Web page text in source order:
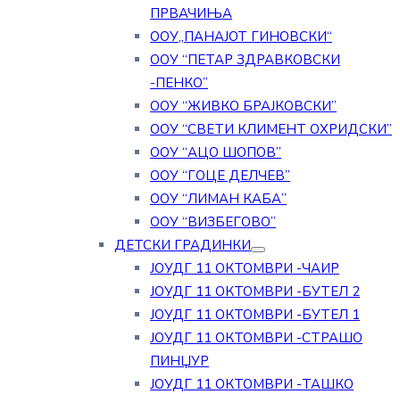
ПРВАЧИЊА
ООУ„ПАНАЈОТ ГИНОВСКИ“
ООУ “ПЕТАР ЗДРАВКОВСКИ
-ПЕНКО”
ООУ “ЖИВКО БРАЈКОВСКИ”
ООУ “СВЕТИ КЛИМЕНТ ОХРИДСКИ”
ООУ “АЦО ШОПОВ”
ООУ “ГОЦЕ ДЕЛЧЕВ”
ООУ “ЛИМАН КАБА”
ООУ “ВИЗБЕГОВО”
ДЕТСКИ ГРАДИНКИ
ЈОУДГ 11 ОКТОМВРИ -ЧАИР
ЈОУДГ 11 ОКТОМВРИ -БУТЕЛ 2
ЈОУДГ 11 ОКТОМВРИ -БУТЕЛ 1
ЈОУДГ 11 ОКТОМВРИ -СТРАШО
ПИНЏУР
ЈОУДГ 11 ОКТОМВРИ -ТАШКО